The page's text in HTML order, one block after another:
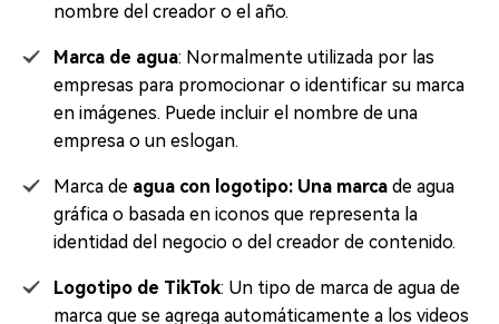
nombre del creador o el año.
Marca de agua: Normalmente utilizada por las
empresas para promocionar o identificar su marca
en imágenes. Puede incluir el nombre de una
empresa o un eslogan.
Marca de agua con logotipo: Una marca de agua
gráfica o basada en iconos que representa la
identidad del negocio o del creador de contenido.
Logotipo de TikTok: Un tipo de marca de agua de
marca que se agrega automáticamente a los videos